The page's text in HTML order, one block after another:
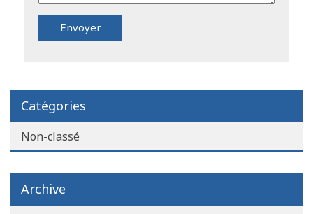
Catégories
Non-classé
Archive